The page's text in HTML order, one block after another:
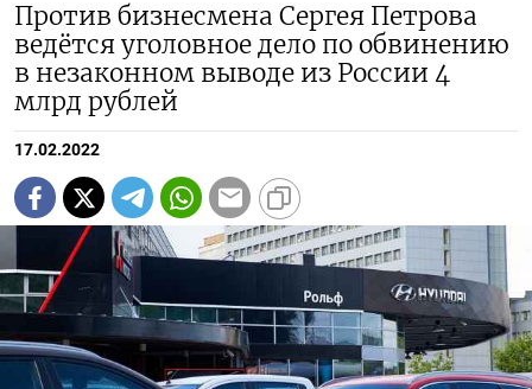
Против бизнесмена Сергея Петрова
ведётся уголовное дело по обвинению
в незаконном выводе из России 4
млрд рублей
17.02.2022